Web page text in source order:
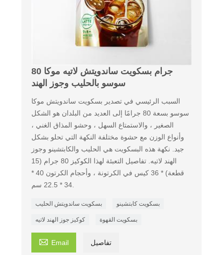
80 جرام بسكويت ساندويتش لاتيه موكا
سوسو بالحليب وجوز الهند
السبب الرئيسي في تصدير بسكويت ساندويتش موكا
سوسو بسعة 80 جرامًا إلى العديد من البلدان هو الشكل
الصغير ، والاستمتاع السهل ، وحشو المذاق الغني ،
وأنواع الوزن مع حشوة مختلفة النكهة التي تحلو بشكل
جيد. نكهة هذه البسكويت هي الحليب والكابتشينو وجوز
الهند لاتيه. تفاصيل التعبئة لهذا الكوكيز 80 جرام (15
قطعة) * 36 كيس في الكرتونة ، وأحجام الكرتون 40 *
34 * 22.5 سم.
بسكويت ساندويتش الحليب بسكويت كابتشينو
كوكيز جوز الهند لاتيه بسكويت القهوة
 Email تفاصيل